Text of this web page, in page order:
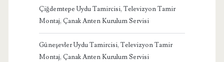
Çiğdemtepe Uydu Tamircisi, Televizyon Tamir
Montaj, Çanak Anten Kurulum Servisi
Güneşevler Uydu Tamircisi, Televizyon Tamir
Montaj, Çanak Anten Kurulum Servisi